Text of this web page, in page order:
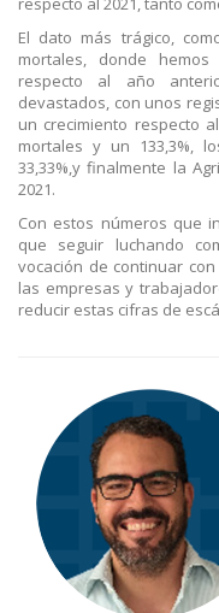
El dato más trágico,
mortales, donde
respecto al año
devastados, con unos
un crecimiento respecto
mortales y un 133,3%,
33,33%,y finalmente la
2021.
Con estos números que
que seguir luchando
vocación de continuar
las empresas y
reducir estas cifras de